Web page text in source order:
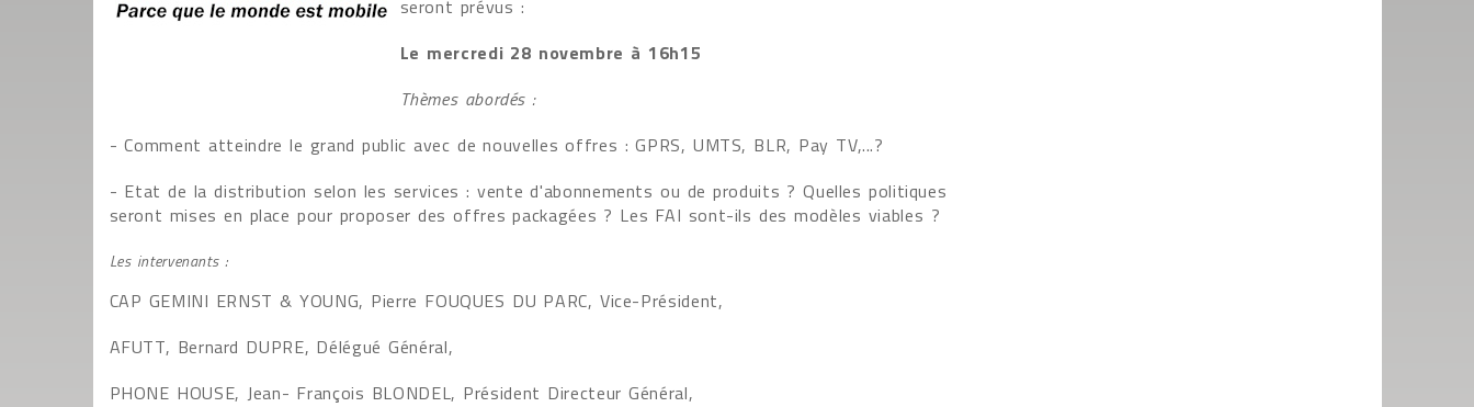
seront prévus :
Le mercredi 28 novembre à 16h15
Thèmes abordés :
- Comment atteindre le grand public avec de nouvelles offres : GPRS, UMTS, BLR, Pay TV,...?
- Etat de la distribution selon les services : vente d'abonnements ou de produits ? Quelles politiques
seront mises en place pour proposer des offres packagées ? Les FAI sont-ils des modèles viables ?
Les intervenants :
CAP GEMINI ERNST & YOUNG, Pierre FOUQUES DU PARC, Vice-Président,
AFUTT, Bernard DUPRE, Délégué Général,
PHONE HOUSE, Jean- François BLONDEL, Président Directeur Général,